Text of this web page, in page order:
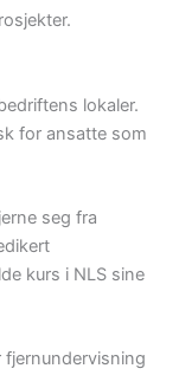
lokaler.
for ansatte som
seg fra
kurs i NLS sine
fjernundervisning